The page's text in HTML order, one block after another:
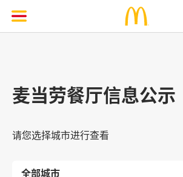
麦当劳餐厅信息公示
请您选择城市进行查看